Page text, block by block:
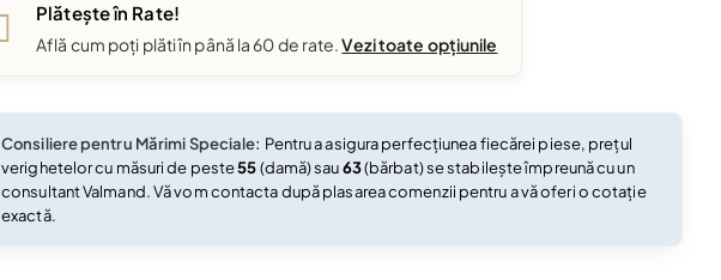
Plătește în Rate!
Află cum poți plăti în până la 60 de rate.Vezi toate opțiunile
Consiliere pentru Mărimi Speciale: Pentru a asigura perfecțiunea fiecărei piese, prețul
verighetelor cu măsuri de peste55(damă) sau63(bărbat) se stabilește împreună cu un
consultant Valmand. Vă vom contacta după plasarea comenzii pentru a vă oferi o cotație
exactă.